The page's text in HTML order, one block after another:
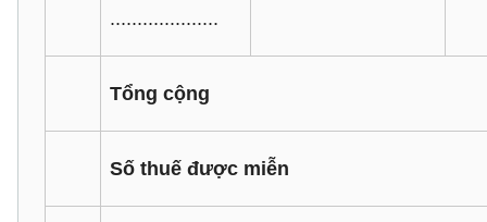
....................
Tổng cộng
Số thuế được miễn